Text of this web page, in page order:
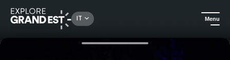
IT Menu
Attività ludiche Sentiero delle luci d'inverno nel Parc de Sainte-Croix